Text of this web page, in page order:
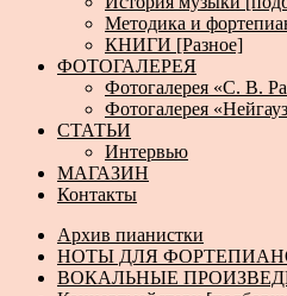
Методика и
КНИГИ [Разное]
ФОТОГАЛЕРЕЯ
Фотогалерея «С. В.
Фотогалерея
СТАТЬИ
Интервью
МАГАЗИН
Контакты
Архив пианистки
НОТЫ ДЛЯ
ВОКАЛЬНЫЕ